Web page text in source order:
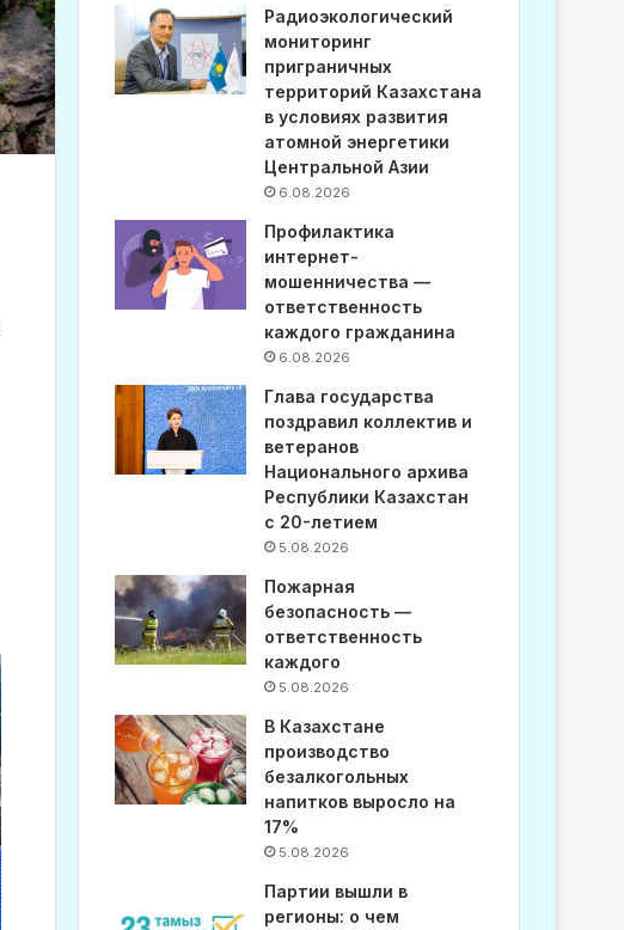
Радиоэкологический
мониторинг
приграничных
территорий Казахстана
в условиях развития
атомной энергетики
Центральной Азии
6.08.2026
Профилактика
интернет-
мошенничества —
ответственность
каждого гражданина
6.08.2026
Глава государства
поздравил коллектив и
ветеранов
Национального архива
Республики Казахстан
с 20-летием
5.08.2026
Пожарная
безопасность —
ответственность
каждого
5.08.2026
В Казахстане
производство
безалкогольных
напитков выросло на
17%
5.08.2026
Партии вышли в
регионы: о чем